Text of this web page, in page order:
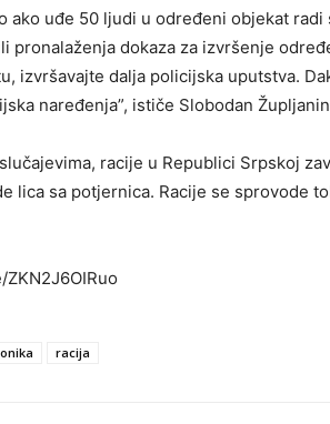
ako uđe 50 ljudi u određeni objekat
pronalaženja dokaza za izvršenje
izvršavajte dalja policijska uputstva.
naređenja”, ističe Slobodan
racije u Republici Srpskoj
lica sa potjernica. Racije se sprovode
racija